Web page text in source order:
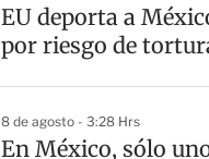
EU deporta a
por riesgo de
8 de agosto - 3:28 Hrs
En México, sólo